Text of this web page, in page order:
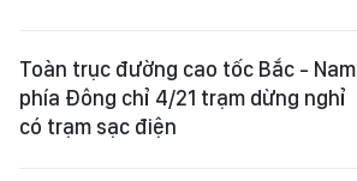
Toàn trục đường cao tốc Bắc - Nam
phía Đông chỉ 4/21 trạm dừng nghỉ
có trạm sạc điện